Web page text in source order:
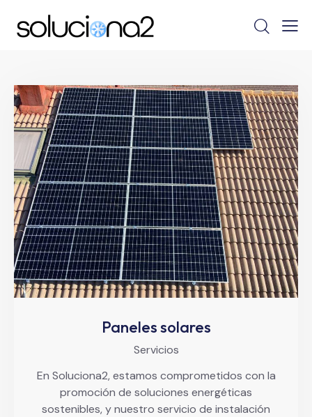
Paneles solares
Servicios
En Soluciona2, estamos comprometidos con la
promoción de soluciones energéticas
sostenibles, y nuestro servicio de instalación